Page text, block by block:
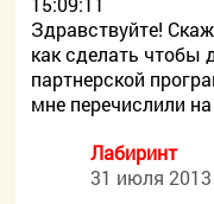
Здравствуйте!
как сделать чтобы
партнерской
мне перечислили на
Лабиринт
31 июля